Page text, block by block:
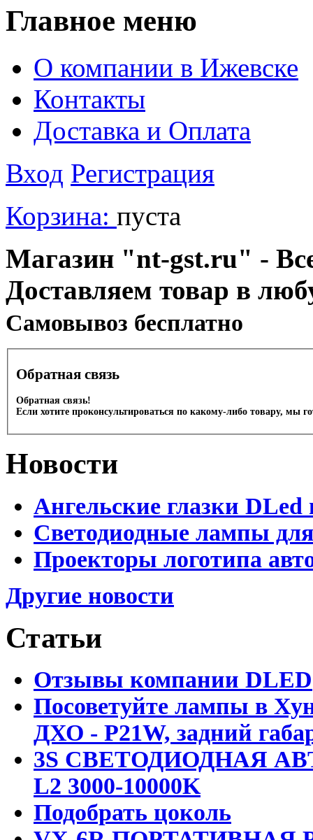
Главное меню
О компании в Ижевске
Контакты
Доставка и Оплата
Вход Регистрация
Корзина: пуста
Магазин "nt-gst.ru" -
Доставляем товар в
Cамовывоз бесплатно
Обратная связь
Обратная связь!
Если хотите проконсультироваться по какому-либо товару, мы
Новости
Ангельские глазки DLed
Светодиодные лампы
Проекторы логотипа
Другие новости
Статьи
Отзывы компании DLED
Посоветуйте лампы в
ДХО - P21W, задний
3S СВЕТОДИОДНАЯ
L2 3000-10000K
Подобрать цоколь